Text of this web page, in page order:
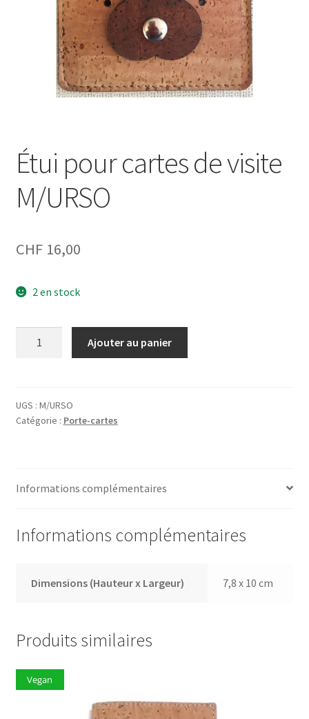
Étui pour cartes de visite
M/URSO
CHF16,00
2 en stock
cartes
de
Ajouter au panier
UGS : M/URSO
Catégorie : Porte-cartes
Informations complémentaires
Informations complémentaires
Dimensions (Hauteur x Largeur) 7,8 x 10 cm
Produits similaires
Vegan